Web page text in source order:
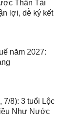
Thần Tài
lợi, dễ ký kết
năm 2027:
7/8): 3 tuổi Lộc
Như Nước